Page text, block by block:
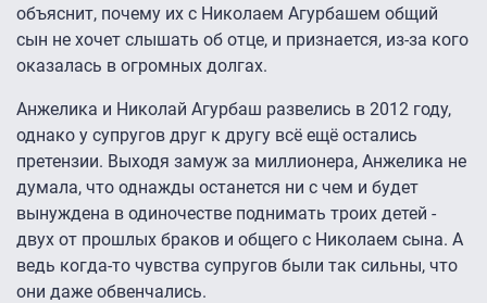
объяснит, почему их с Николаем Агурбашем общий
сын не хочет слышать об отце, и признается, из-за кого
оказалась в огромных долгах.
Анжелика и Николай Агурбаш развелись в 2012 году,
однако у супругов друг к другу всё ещё остались
претензии. Выходя замуж за миллионера, Анжелика не
думала, что однажды останется ни с чем и будет
вынуждена в одиночестве поднимать троих детей -
двух от прошлых браков и общего с Николаем сына. А
ведь когда-то чувства супругов были так сильны, что
они даже обвенчались.